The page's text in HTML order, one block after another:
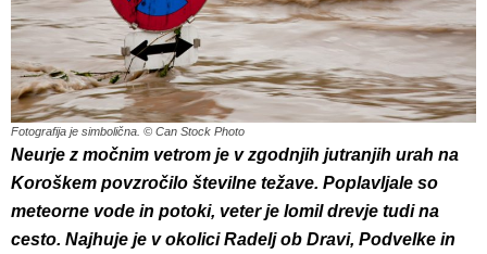
Fotografija je simbolična. © Can Stock Photo
Neurje z močnim vetrom je v zgodnjih jutranjih urah na
Koroškem povzročilo številne težave. Poplavljale so
meteorne vode in potoki, veter je lomil drevje tudi na
cesto. Najhuje je v okolici Radelj ob Dravi, Podvelke in